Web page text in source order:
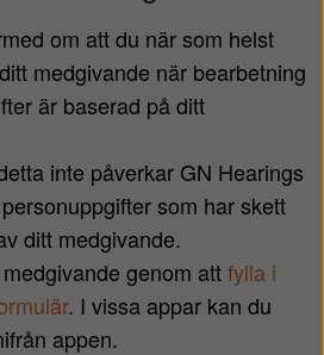
om att du när som helst
medgivande när bearbetning
är baserad på ditt
inte påverkar GN Hearings
som har skett
ditt medgivande.
genom attfylla i
. I vissa appar kan du
appen.